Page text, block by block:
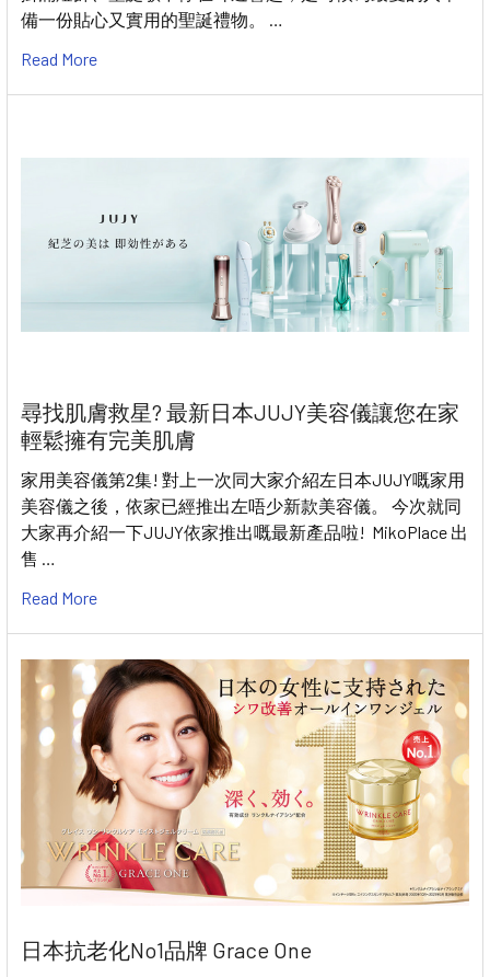
備一份貼心又實用的聖誕禮物。 …
Read More
尋找肌膚救星? 最新日本JUJY美容儀讓您在家
輕鬆擁有完美肌膚
家用美容儀第2集! 對上一次同大家介紹左日本JUJY嘅家用
美容儀之後，依家已經推出左唔少新款美容儀。 今次就同
大家再介紹一下JUJY依家推出嘅最新產品啦! MikoPlace 出
售 …
Read More
日本抗老化No1品牌 Grace One